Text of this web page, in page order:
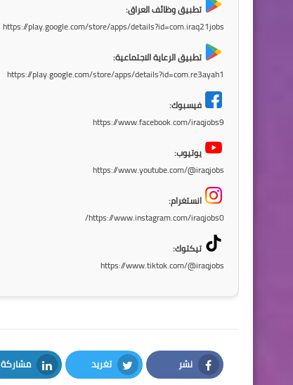
تطبيق وظائف العراق:
https://play.google.com/store/apps/details?id=com.iraq21jobs
تطبيق الرعاية الاجتماعية:
https://play.google.com/store/apps/details?id=com.re3ayah1
فيسبوك:
https://www.facebook.com/iraqjobs9
يوتيوب:
https://www.youtube.com/@iraqjobs
انستغرام:
https://www.instagram.com/iraqjobs0/
تيكتوك:
https://www.tiktok.com/@iraqjobs
نشر
Facebook
تغريد
Twitter
مشاركة
LinkedIn